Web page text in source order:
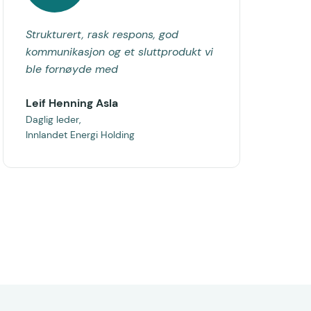
Strukturert, rask respons, god
kommunikasjon og et sluttprodukt vi
ble fornøyde med
Leif Henning Asla
Daglig leder,
Innlandet Energi Holding